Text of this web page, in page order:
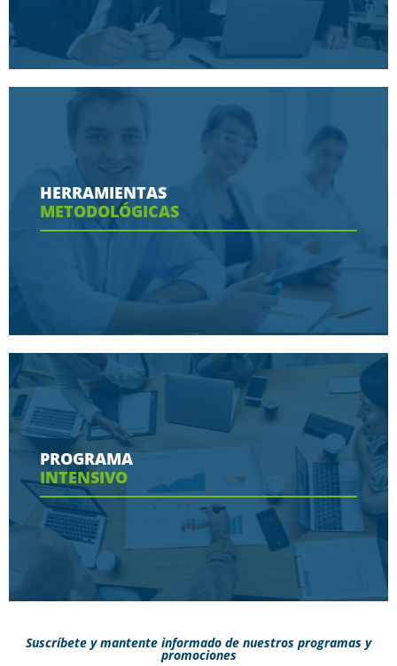
Conoce aquí las razones porque nos eligen
Ver más
HERRAMIENTAS
METODOLÓGICAS
Conoce aquí las herramientas con las que
contaras en tu programa
Ver más
PROGRAMA
INTENSIVO
Suscríbete y mantente informado de nuestros programas y
promociones